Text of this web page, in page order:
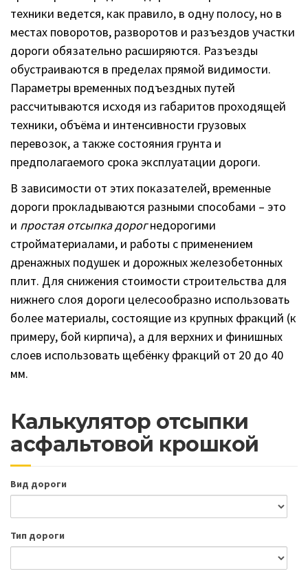
техники ведется, как правило, в одну полосу, но в
местах поворотов, разворотов и разъездов участки
дороги обязательно расширяются. Разъезды
обустраиваются в пределах прямой видимости.
Параметры временных подъездных путей
рассчитываются исходя из габаритов проходящей
техники, объёма и интенсивности грузовых
перевозок, а также состояния грунта и
предполагаемого срока эксплуатации дороги.
В зависимости от этих показателей, временные
дороги прокладываются разными способами – это
и простая отсыпка дорогнедорогими
стройматериалами, и работы с применением
дренажных подушек и дорожных железобетонных
плит. Для снижения стоимости строительства для
нижнего слоя дороги целесообразно использовать
более материалы, состоящие из крупных фракций (к
примеру, бой кирпича), а для верхних и финишных
слоев использовать щебёнку фракций от 20 до 40
мм.
Калькулятор отсыпки
асфальтовой крошкой
Вид дороги
Тип дороги